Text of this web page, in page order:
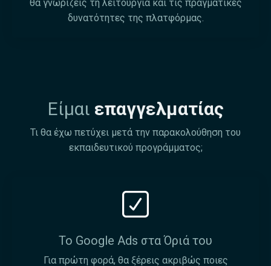
θα γνωρίζεις τη λειτουργία και τις πραγματικές
δυνατότητες της πλατφόρμας.
Είμαι επαγγελματίας
Τι θα έχω πετύχει μετά την παρακολούθηση του
εκπαιδευτικού προγράμματος;
Το Google Ads στα Όριά του
Για πρώτη φορά, θα ξέρεις ακριβώς ποιες